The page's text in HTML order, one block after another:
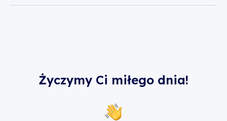
Życzymy Ci miłego dnia!